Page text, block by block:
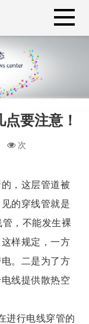
要注意！
次
，这层管道被
的穿线管就是
，不能发生裸
样规定，一方
。二是为了方
线提供散热空
进行电线穿管的